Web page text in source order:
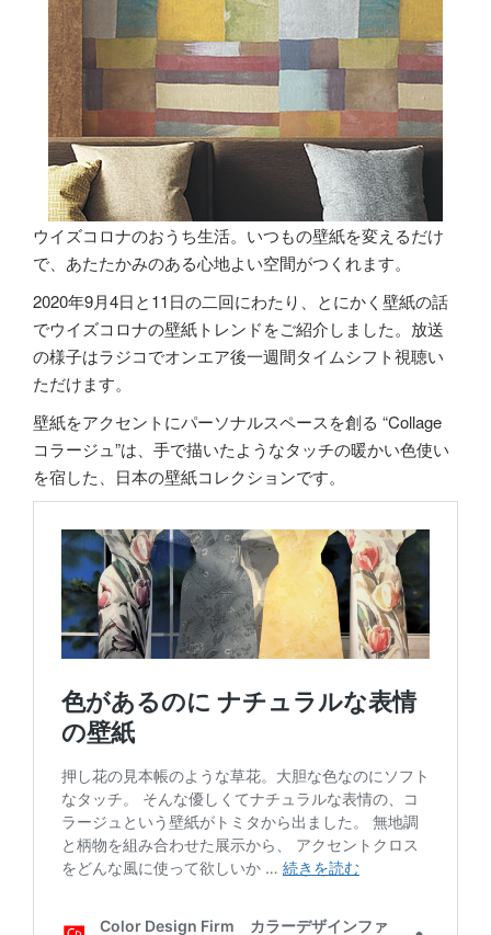
ウイズコロナのおうち生活。いつもの壁紙を変えるだけ
で、あたたかみのある心地よい空間がつくれます。
2020年9月4日と11日の二回にわたり、とにかく壁紙の話
でウイズコロナの壁紙トレンドをご紹介しました。放送
の様子はラジコでオンエア後一週間タイムシフト視聴い
ただけます。
壁紙をアクセントにパーソナルスペースを創る “Collage
コラージュ”は、手で描いたようなタッチの暖かい色使い
を宿した、日本の壁紙コレクションです。